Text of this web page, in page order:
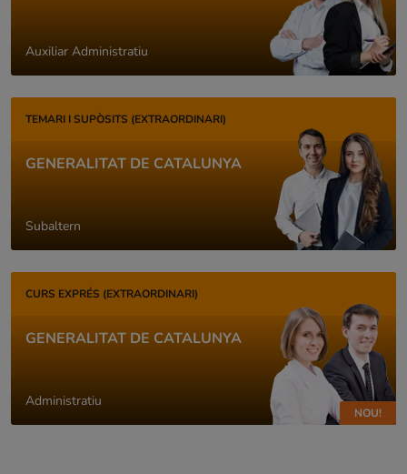
Auxiliar Administratiu
TEMARI I SUPÒSITS (EXTRAORDINARI)
GENERALITAT DE CATALUNYA
Subaltern
CURS EXPRÉS (EXTRAORDINARI)
GENERALITAT DE CATALUNYA
Administratiu
NOU!